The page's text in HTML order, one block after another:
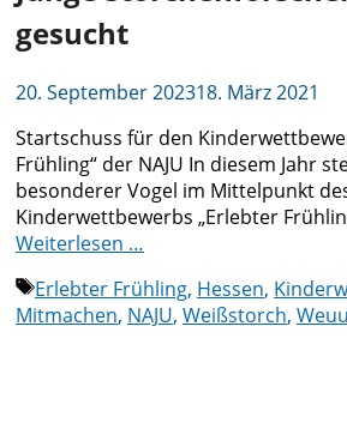
gesucht
20. September 202318. März 2021
Startschuss für den
Frühling“ der NAJU In diesem Jahr
besonderer Vogel im Mittelpunkt
Kinderwettbewerbs „Erlebter
Weiterlesen …
Schlagwörter
Erlebter Frühling, Hessen,
Mitmachen, NAJU, Weißstorch,